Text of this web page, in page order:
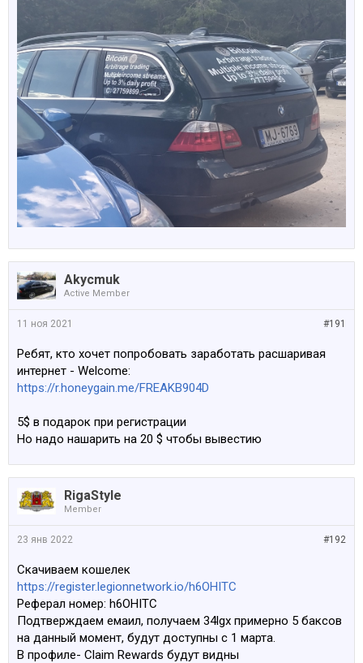
Akycmuk
Active Member
#191
11 ноя 2021
Ребят, кто хочет попробовать заработать расшаривая
интернет - Welcome:
https://r.honeygain.me/FREAKB904D
5$ в подарок при регистрации
Но надо нашарить на 20 $ чтобы вывестию
RigaStyle
Member
#192
23 янв 2022
Скачиваем кошелек
https://register.legionnetwork.io/h6OHITC
Реферал номер: h6OHITC
Подтверждаем емаил, получаем 34lgx примерно 5 баксов
на данный момент, будут доступны с 1 марта.
В профиле- Claim Rewards будут видны